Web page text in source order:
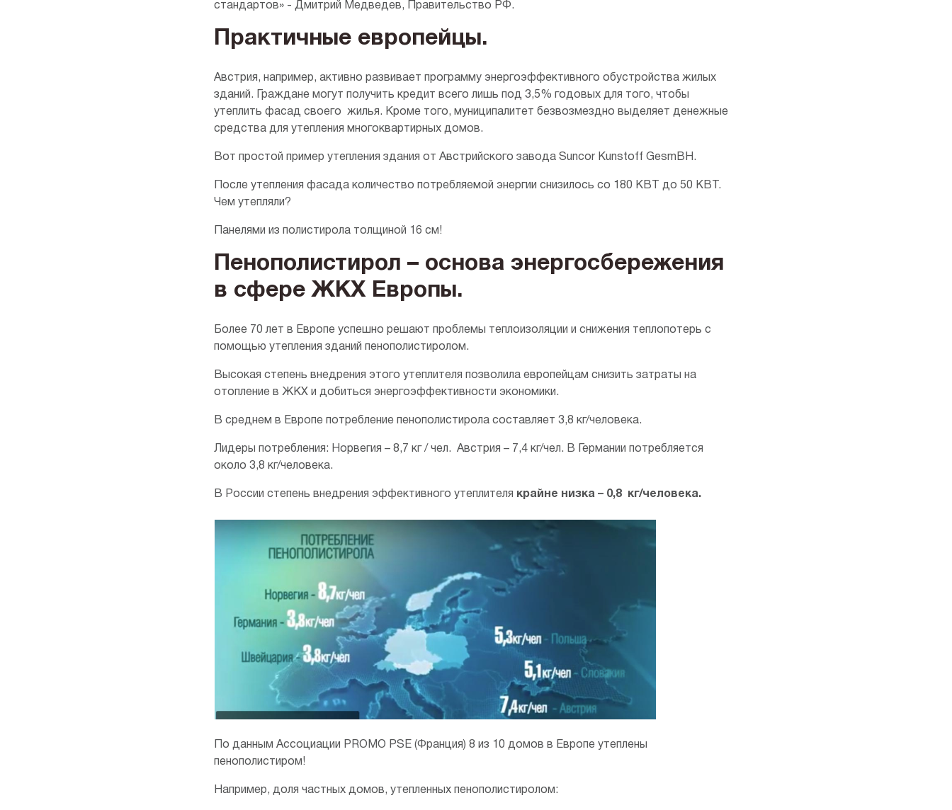
стандартов» - Дмитрий Медведев, Правительство РФ.
Практичные европейцы.
Австрия, например, активно развивает программу энергоэффективного обустройства жилых
зданий. Граждане могут получить кредит всего лишь под 3,5% годовых для того, чтобы
утеплить фасад своего жилья. Кроме того, муниципалитет безвозмездно выделяет денежные
средства для утепления многоквартирных домов.
Вот простой пример утепления здания от Австрийского завода Suncor Kunstoff GesmBH.
После утепления фасада количество потребляемой энергии снизилось со 180 КВТ до 50 КВТ.
Чем утепляли?
Панелями из полистирола толщиной 16 см!
Пенополистирол – основа энергосбережения
в сфере ЖКХ Европы.
Более 70 лет в Европе успешно решают проблемы теплоизоляции и снижения теплопотерь с
помощью утепления зданий пенополистиролом.
Высокая степень внедрения этого утеплителя позволила европейцам снизить затраты на
отопление в ЖКХ и добиться энергоэффективности экономики.
В среднем в Европе потребление пенополистирола составляет 3,8 кг/человека.
Лидеры потребления: Норвегия – 8,7 кг / чел. Австрия – 7,4 кг/чел. В Германии потребляется
около 3,8 кг/человека.
В России степень внедрения эффективного утеплителя к райне низка – 0,8 кг/человека.
По данным Ассоциации PROMO PSE (Франция) 8 из 10 домов в Европе утеплены
пенополистиром!
Например, доля частных домов, утепленных пенополистиролом: